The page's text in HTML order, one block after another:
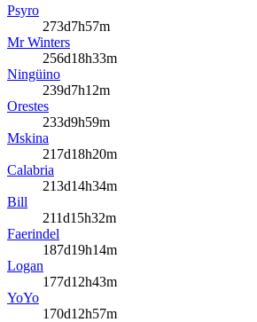
Psyro
273d7h57m
Mr Winters
256d18h33m
Ningüino
239d7h12m
Orestes
233d9h59m
Mskina
217d18h20m
Calabria
213d14h34m
Bill
211d15h32m
Faerindel
187d19h14m
Logan
177d12h43m
YoYo
170d12h57m